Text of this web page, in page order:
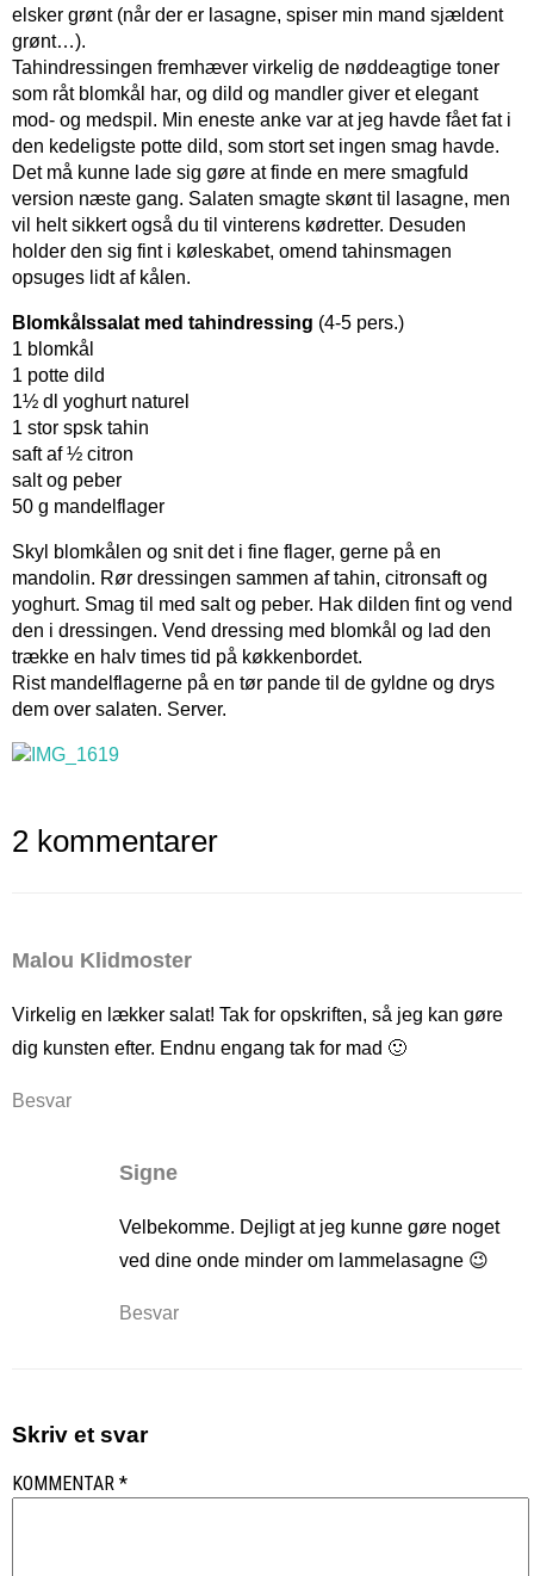
elsker grønt (når der er lasagne, spiser min mand sjældent
grønt…).
Tahindressingen fremhæver virkelig de nøddeagtige toner
som råt blomkål har, og dild og mandler giver et elegant
mod- og medspil. Min eneste anke var at jeg havde fået fat i
den kedeligste potte dild, som stort set ingen smag havde.
Det må kunne lade sig gøre at finde en mere smagfuld
version næste gang. Salaten smagte skønt til lasagne, men
vil helt sikkert også du til vinterens kødretter. Desuden
holder den sig fint i køleskabet, omend tahinsmagen
opsuges lidt af kålen.
Blomkålssalat med tahindressing (4-5 pers.)
1 blomkål
1 potte dild
1½ dl yoghurt naturel
1 stor spsk tahin
saft af ½ citron
salt og peber
50 g mandelflager
Skyl blomkålen og snit det i fine flager, gerne på en
mandolin. Rør dressingen sammen af tahin, citronsaft og
yoghurt. Smag til med salt og peber. Hak dilden fint og vend
den i dressingen. Vend dressing med blomkål og lad den
trække en halv times tid på køkkenbordet.
Rist mandelflagerne på en tør pande til de gyldne og drys
dem over salaten. Server.
2 kommentarer
Malou Klidmoster
Virkelig en lækker salat! Tak for opskriften, så jeg kan gøre
dig kunsten efter. Endnu engang tak for mad 🙂
Besvar
Signe
Velbekomme. Dejligt at jeg kunne gøre noget
ved dine onde minder om lammelasagne 😉
Besvar
Skriv et svar
KOMMENTAR *